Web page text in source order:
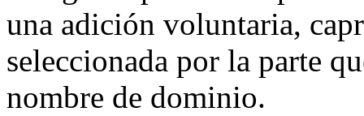
una adición voluntaria,
seleccionada por la parte
nombre de dominio.